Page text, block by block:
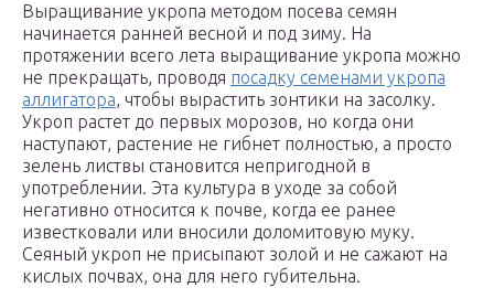
Выращивание укропа методом посева семян
начинается ранней весной и под зиму. На
протяжении всего лета выращивание укропа можно
не прекращать, проводя посадку семенами укропа
аллигатора, чтобы вырастить зонтики на засолку.
Укроп растет до первых морозов, но когда они
наступают, растение не гибнет полностью, а просто
зелень листвы становится непригодной в
употреблении. Эта культура в уходе за собой
негативно относится к почве, когда ее ранее
известковали или вносили доломитовую муку.
Сеяный укроп не присыпают золой и не сажают на
кислых почвах, она для него губительна.